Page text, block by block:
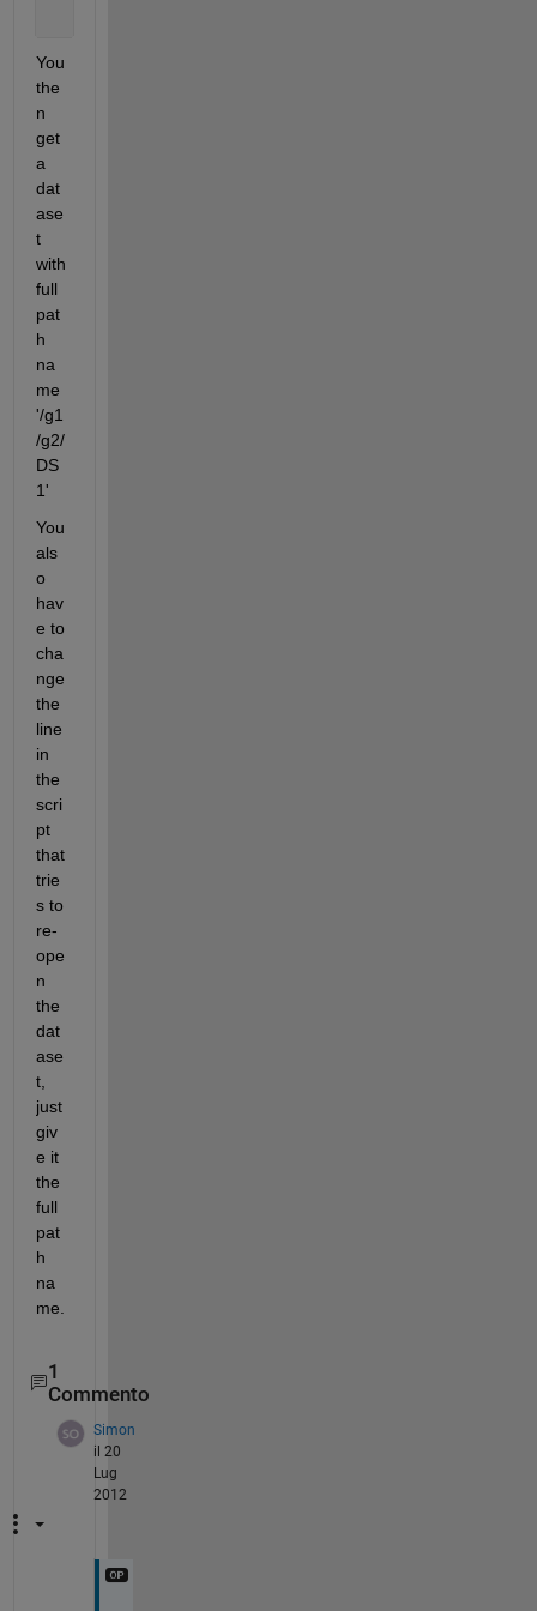
You
the
n
get
a
dat
ase
t
with
full
pat
h
na
me
'/g1
/g2/
DS
1'
You
als
o
hav
e to
cha
nge
the
line
in
the
scri
pt
that
trie
s to
re-
ope
n
the
dat
ase
t,
just
giv
e it
the
full
pat
h
na
me.
1
Commento
Simon
il 20
Lug
2012